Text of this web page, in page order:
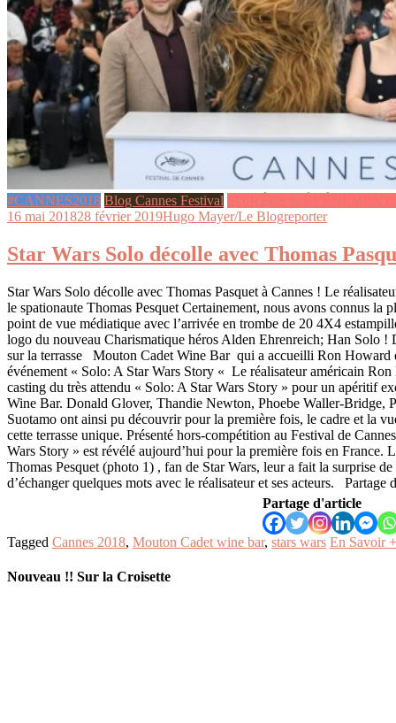
#CANNES2018 Blog Cannes Festival SOIRÉES &
16 mai 201828 février 2019Hugo Mayer/Le Blogreporter
Star Wars Solo décolle avec Thomas
Star Wars Solo décolle avec Thomas Pasquet à Cannes ! Le
le spationaute Thomas Pesquet Certainement, nous avons connus la
point de vue médiatique avec l’arrivée en trombe de 20 4X4
logo du nouveau Charismatique héros Alden Ehrenreich; Han Solo !
sur la terrasse Mouton Cadet Wine Bar qui a accueilli Ron Howard
événement « Solo: A Star Wars Story « Le réalisateur américain
casting du très attendu « Solo: A Star Wars Story » pour un apéritif
Wine Bar. Donald Glover, Thandie Newton, Phoebe Waller-Bridge,
Suotamo ont ainsi pu découvrir pour la première fois, le cadre et la
cette terrasse unique. Présenté hors-compétition au Festival de
Wars Story » est révélé aujourd’hui pour la première fois en France.
Thomas Pesquet (photo 1) , fan de Star Wars, leur a fait la surprise
d’échanger quelques mots avec le réalisateur et ses acteurs. Partage
Partage d'article
Tagged Cannes 2018, Mouton Cadet wine bar, stars wars En Savoir +
Nouveau !! Sur la Croisette